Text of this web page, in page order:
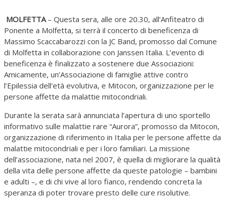
MOLFETTA– Questa sera, alle ore 20.30, all’Anfiteatro di
Ponente a Molfetta, si terrà il concerto di beneficenza di
Massimo Scaccabarozzi con la JC Band, promosso dal Comune
di Molfetta in collaborazione con Janssen Italia. L’evento di
beneficenza è finalizzato a sostenere due Associazioni:
Amicamente, un’Associazione di famiglie attive contro
l’Epilessia dell’età evolutiva, e Mitocon, organizzazione per le
persone affette da malattie mitocondriali.
Durante la serata sarà annunciata l’apertura di uno sportello
informativo sulle malattie rare “Aurora”, promosso da Mitocon,
organizzazione di riferimento in Italia per le persone affette da
malattie mitocondriali e per i loro familiari. La missione
dell’associazione, nata nel 2007, è quella di migliorare la qualità
della vita delle persone affette da queste patologie – bambini
e adulti –, e di chi vive al loro fianco, rendendo concreta la
speranza di poter trovare presto delle cure risolutive.